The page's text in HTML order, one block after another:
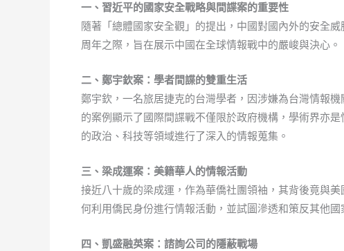
一、習近平的國家安全戰略與間諜案的重要性
隨著「總體國家安全觀」的提出，中國對國內外的安全
周年之際，旨在展示中國在全球情報戰中的嚴峻與決心。
二、鄭宇欽案：學者間諜的雙重生活
鄭宇欽，一名旅居捷克的台灣學者，因涉嫌為台灣情報
的案例顯示了國際間諜戰不僅限於政府機構，學術界亦
的政治、科技等領域進行了深入的情報蒐集。
三、梁成運案：美籍華人的情報活動
接近八十歲的梁成運，作為華僑社團領袖，其背後竟與
何利用僑民身份進行情報活動，並試圖滲透和策反其他國
四、凱盛融英案：諮詢公司的隱蔽戰場